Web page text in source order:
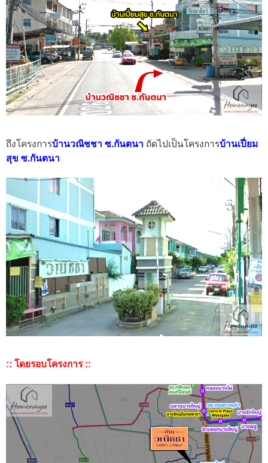
ถึงโครงการบ้านวณิชชา ซ.กันตนา ถัดไปเป็นโครงการบ้านเปี่ยม
สุข ซ.กันตนา
:: โดยรอบโครงการ ::